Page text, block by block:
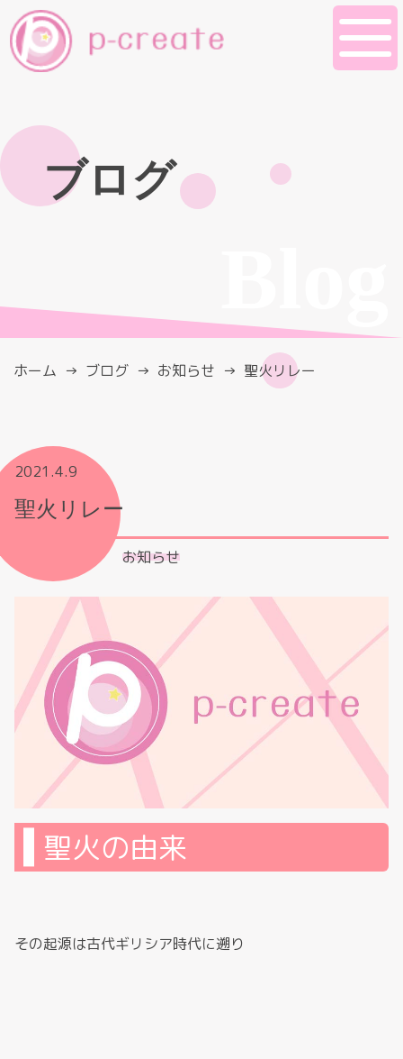
ブログ
ホーム ブログ お知らせ 聖火リレー
2021.4.9
聖火リレー
お知らせ
聖火の由来
その起源は古代ギリシア時代に遡り